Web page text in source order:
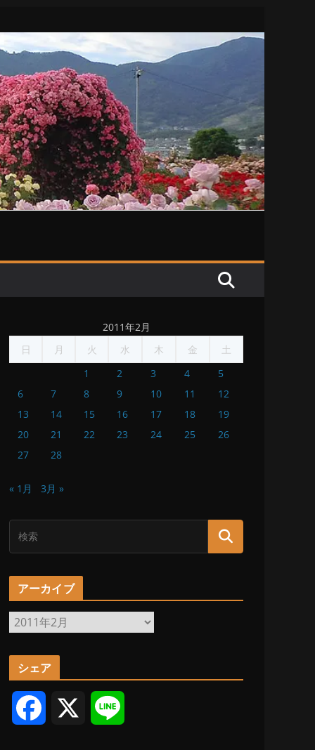
2011年2月
日
月 火 水 木 金
土
1
2 3 4
5
6
7 8 9 10 11
12
13
14 15 16 17 18
19
20
21 22 23 24 25
26
27
28
« 1月 3月 »
アーカイブ
ア
ー
カ
ブ
シェア